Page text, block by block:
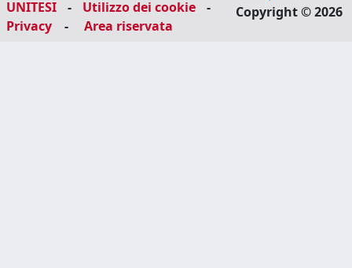
UNITESI
- Utilizzo dei cookie
-
Privacy
- Area riservata
Copyright © 2026